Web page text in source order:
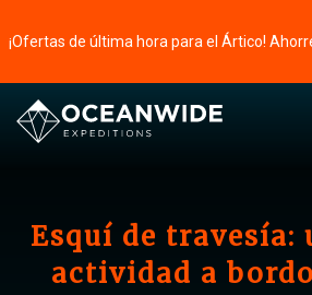
Esquí de travesía:
actividad a